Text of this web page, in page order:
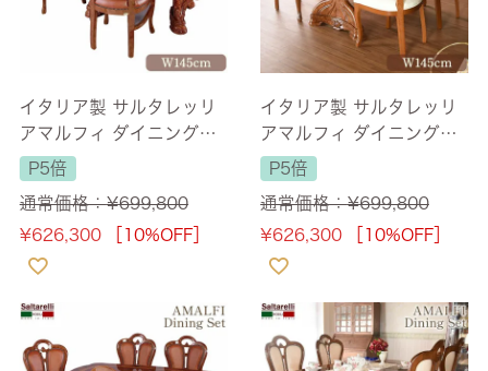
イタリア製 サルタレッリ
アマルフィ ダイニングセ
ット 4人用 幅145cm 【送
料無料】
P5倍
通常価格：¥699,800
¥626,300 ［10%OFF］
イタリア製 サルタレッリ
アマルフィ ダイニングセ
ット5P 4人掛け ブラウン
幅145cm 【送料無料/設
置サービス付】
P5倍
通常価格：¥699,800
¥626,300 ［10%OFF］